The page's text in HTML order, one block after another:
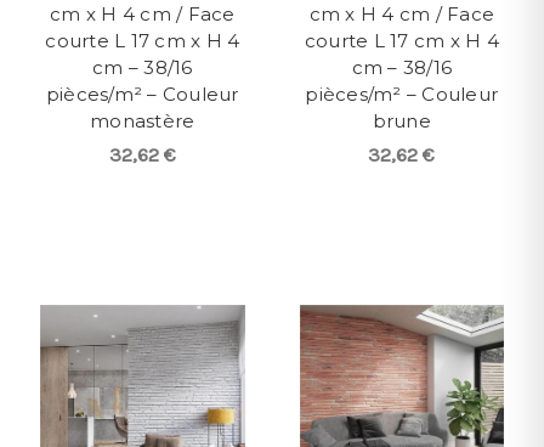
cm x H 4 cm / Face
courte L 17 cm x H 4
cm – 38/16
pièces/m² – Couleur
monastère
32,62 €
cm x H 4 cm / Face
courte L 17 cm x H 4
cm – 38/16
pièces/m² – Couleur
brune
32,62 €